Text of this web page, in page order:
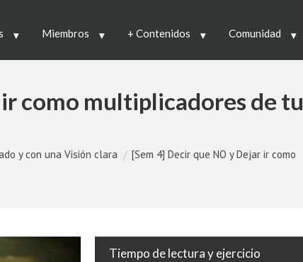
Miembros + Contenidos Comunidad
como multiplicadores de tu
y con una Visión clara
[Sem 4] Decir que NO y Dejar ir como
Tiempo de lectura y ejercicio